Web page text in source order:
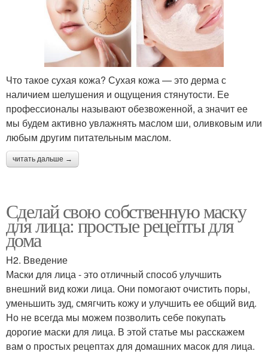
Что такое сухая кожа? Сухая кожа — это дерма с
наличием шелушения и ощущения стянутости. Ее
профессионалы называют обезвоженной, а значит ее
мы будем активно увлажнять маслом ши, оливковым или
любым другим питательным маслом.
читать дальше →
Сделай свою собственную маску
для лица: простые рецепты для
дома
H2. Введение
Маски для лица - это отличный способ улучшить
внешний вид кожи лица. Они помогают очистить поры,
уменьшить зуд, смягчить кожу и улучшить ее общий вид.
Но не всегда мы можем позволить себе покупать
дорогие маски для лица. В этой статье мы расскажем
вам о простых рецептах для домашних масок для лица.